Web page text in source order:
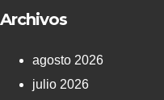
Archivos
agosto 2026
julio 2026